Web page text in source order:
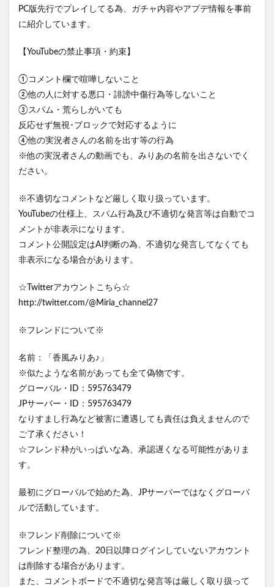
PC版先行でプレイしてる為、ガチャ内容やアプデ情報を事前
に紹介しています。
【YouTubeの禁止事項・約束】
①コメント欄で喧嘩しないこと
②他の人に対する悪口・誹謗中傷行為等しないこと
③スパム・荒らしがいても
反応せず無視･ブロックで対応するように
④他の実況者さんの名前を出す等の行為
※他の実況者さんの動画でも、みりあの名前を出さないでく
ださい。
※不適切なコメントなど厳しく取り扱っています。
YouTubeの仕様上、スパム行為及び不適切な発言等は自動でコ
メントが非表示になります。
コメント公開設定はAl判断の為、不適切な発言してなくても
非表示になる場合があります。
☆Twitterアカウントこちら☆
http://twitter.com/@Miria_channel27
※フレンドについて※
名前：「香風みりあ♪」
※似たような名前があっても全て偽物です。
グローバル・ID：595763479
JPサーバー・ID：595763479
なりすまし行為など被害に遭遇しても責任は負えませんので
ご了承ください！
☆フレンド枠がいっぱいな為、承認遅くなる可能性がありま
す。
最初にグローバルで始めた為、JPサーバーではなくグローバ
ルで活動しています。
※フレンド削除について※
フレンド整理の為、20日以降ログインしていないアカウント
は削除する場合があります。
また、コメントボードで不適切な発言等は厳しく取り扱って